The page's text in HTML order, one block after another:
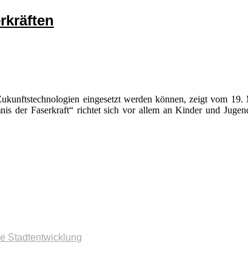
eingesetzt werden können, zeigt vom
der Faserkraft“ richtet sich vor allem an Kinder und
Stadtentwicklung